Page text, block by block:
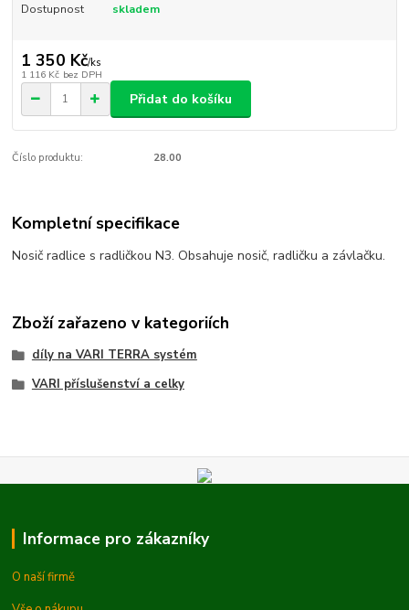
Dostupnost skladem
1 350 Kč/ks
1 116 Kč bez DPH
Přidat do košíku
Číslo produktu: 28.00
Kompletní specifikace
Nosič radlice s radličkou N3. Obsahuje nosič, radličku a závlačku.
Zboží zařazeno v kategoriích
díly na VARI TERRA systém
VARI příslušenství a celky
Informace pro zákazníky
O naší firmě